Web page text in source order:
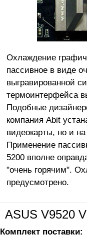
Охлаждение
пассивное в виде
выгравированной
термоинтерфейса
Подобные
компания Abit
видеокарты, но и
Применение
5200 вполне
"очень горячим".
предусмотрено.
ASUS V9520
Комплект поставки: